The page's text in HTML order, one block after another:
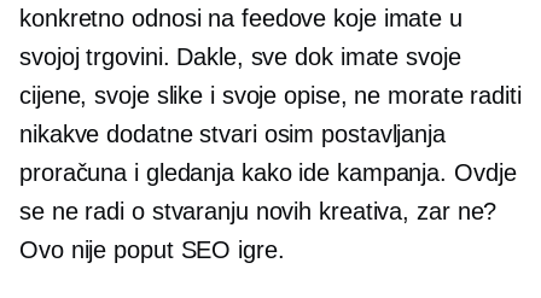
konkretno odnosi na feedove koje imate u
svojoj trgovini. Dakle, sve dok imate svoje
cijene, svoje slike i svoje opise, ne morate raditi
nikakve dodatne stvari osim postavljanja
proračuna i gledanja kako ide kampanja. Ovdje
se ne radi o stvaranju novih kreativa, zar ne?
Ovo nije poput SEO igre.